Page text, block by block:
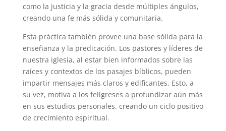
como la justicia y la gracia desde múltiples ángulos,
creando una fe más sólida y comunitaria.
Esta práctica también provee una base sólida para la
enseñanza y la predicación. Los pastores y líderes de
nuestra iglesia, al estar bien informados sobre las
raíces y contextos de los pasajes bíblicos, pueden
impartir mensajes más claros y edificantes. Esto, a
su vez, motiva a los feligreses a profundizar aún más
en sus estudios personales, creando un ciclo positivo
de crecimiento espiritual.